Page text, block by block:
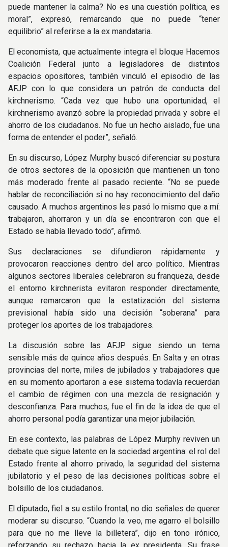
puede mantener la calma? No es una cuestión política, es
moral”, expresó, remarcando que no puede “tener
equilibrio” al referirse a la ex mandataria.
El economista, que actualmente integra el bloque Hacemos
Coalición Federal junto a legisladores de distintos
espacios opositores, también vinculó el episodio de las
AFJP con lo que considera un patrón de conducta del
kirchnerismo. “Cada vez que hubo una oportunidad, el
kirchnerismo avanzó sobre la propiedad privada y sobre el
ahorro de los ciudadanos. No fue un hecho aislado, fue una
forma de entender el poder”, señaló.
En su discurso, López Murphy buscó diferenciar su postura
de otros sectores de la oposición que mantienen un tono
más moderado frente al pasado reciente. “No se puede
hablar de reconciliación si no hay reconocimiento del daño
causado. A muchos argentinos les pasó lo mismo que a mí:
trabajaron, ahorraron y un día se encontraron con que el
Estado se había llevado todo”, afirmó.
Sus declaraciones se difundieron rápidamente y
provocaron reacciones dentro del arco político. Mientras
algunos sectores liberales celebraron su franqueza, desde
el entorno kirchnerista evitaron responder directamente,
aunque remarcaron que la estatización del sistema
previsional había sido una decisión “soberana” para
proteger los aportes de los trabajadores.
La discusión sobre las AFJP sigue siendo un tema
sensible más de quince años después. En Salta y en otras
provincias del norte, miles de jubilados y trabajadores que
en su momento aportaron a ese sistema todavía recuerdan
el cambio de régimen con una mezcla de resignación y
desconfianza. Para muchos, fue el fin de la idea de que el
ahorro personal podía garantizar una mejor jubilación.
En ese contexto, las palabras de López Murphy reviven un
debate que sigue latente en la sociedad argentina: el rol del
Estado frente al ahorro privado, la seguridad del sistema
jubilatorio y el peso de las decisiones políticas sobre el
bolsillo de los ciudadanos.
El diputado, fiel a su estilo frontal, no dio señales de querer
moderar su discurso. “Cuando la veo, me agarro el bolsillo
para que no me lleve la billetera”, dijo en tono irónico,